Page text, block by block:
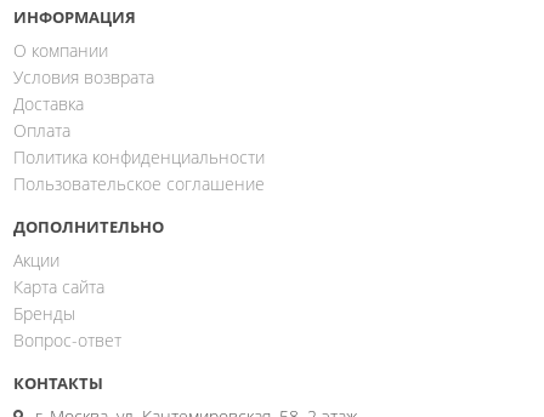
ИНФОРМАЦИЯ
О компании
Условия возврата
Доставка
Оплата
Политика конфиденциальности
Пользовательское соглашение
ДОПОЛНИТЕЛЬНО
Акции
Карта сайта
Бренды
Вопрос-ответ
КОНТАКТЫ